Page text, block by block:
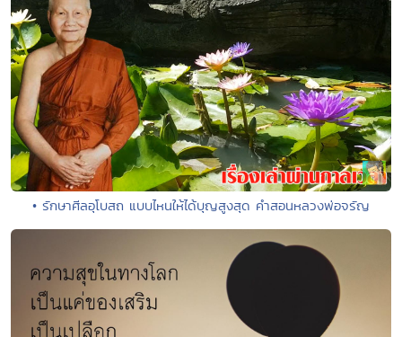
• รักษาศีลอุโบสถ แบบไหนให้ได้บุญสูงสุด คำสอนหลวงพ่อจรัญ